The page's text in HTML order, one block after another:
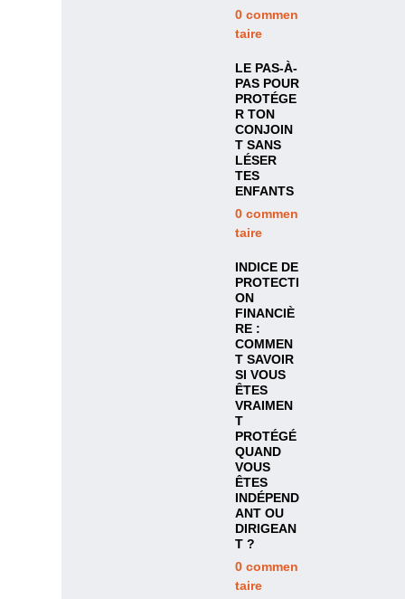
0 commen
taire
LE PAS-À-
PAS POUR
PROTÉGE
R TON
CONJOIN
T SANS
LÉSER
TES
ENFANTS
0 commen
taire
INDICE DE
PROTECTI
ON
FINANCIÈ
RE :
COMMEN
T SAVOIR
SI VOUS
ÊTES
VRAIMEN
T
PROTÉGÉ
QUAND
VOUS
ÊTES
INDÉPEND
ANT OU
DIRIGEAN
T ?
0 commen
taire